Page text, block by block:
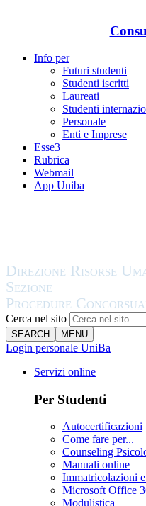
Info per
Futuri studenti
Studenti iscritti
Laureati
Studenti
Personale
Enti e Imprese
Esse3
Rubrica
Webmail
App Uniba
Cerca nel sito
SEARCH MENU
Login personale UniBa
Servizi online
Per Studenti
Autocertificazioni
Come fare per...
Counseling
Manuali online
Immatricolazioni
Microsoft Office
Modulistica